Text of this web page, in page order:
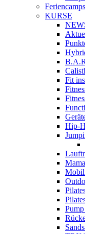
Feriencamps
KURSE
Fit
Hip-